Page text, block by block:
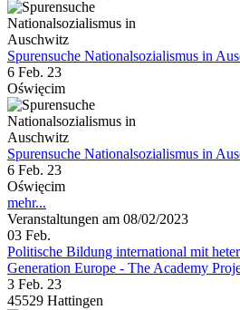
Spurensuche Nationalsozialismus in
6 Feb. 23
Oświęcim
Spurensuche Nationalsozialismus in
6 Feb. 23
Oświęcim
mehr...
Veranstaltungen am 08/02/2023
03 Feb.
Politische Bildung international mit
Generation Europe - The Academy
3 Feb. 23
45529 Hattingen